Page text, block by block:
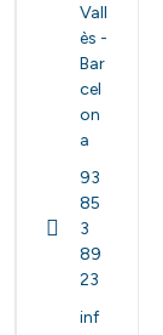
Vall
ès -
Bar
cel
on
a
93
85
3
89
23
inf